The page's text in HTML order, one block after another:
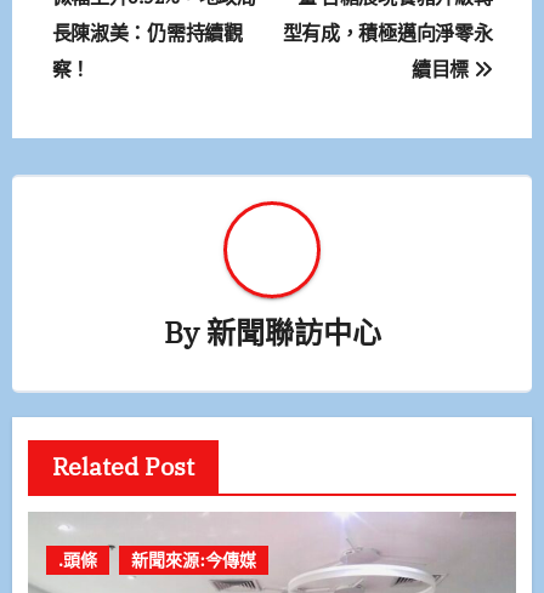
導
長陳淑美：仍需持續觀
察！
型有成，積極邁向淨零永
續目標
By新聞聯訪中心
Related Post
.頭條 新聞來源:今傳媒